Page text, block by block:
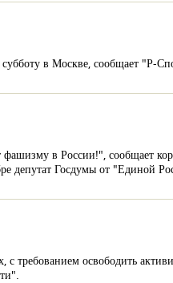
в Москве, сообщает "Р-
в России!", сообщает
депутат Госдумы от "Единой
требованием освободить